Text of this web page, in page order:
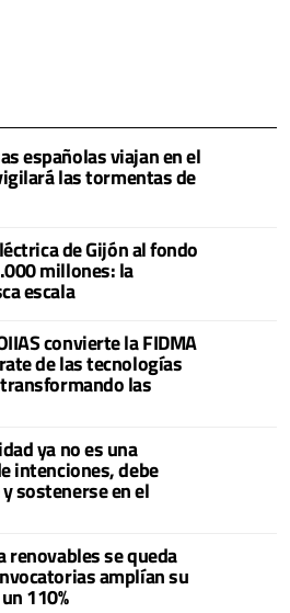
españolas viajan en el
las tormentas de
de Gijón al fondo
millones: la
escala
convierte la FIDMA
de las tecnologías
las
ya no es una
intenciones, debe
sostenerse en el
renovables se queda
amplían su
110%